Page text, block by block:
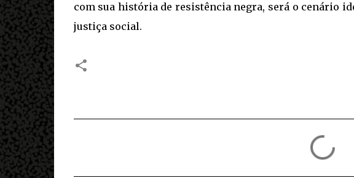
com sua história de resistência negra, será o cenário
justiça social.